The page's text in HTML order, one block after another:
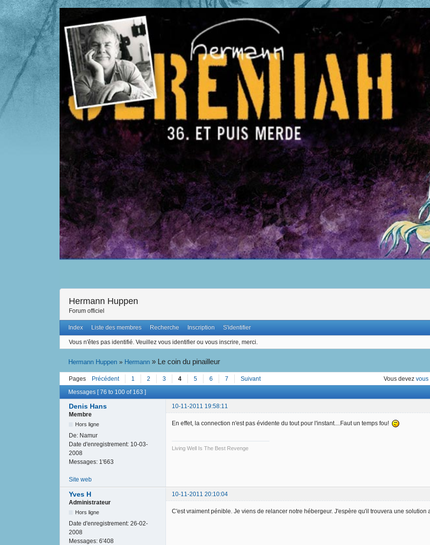
Hermann Huppen
Forum officiel
Index Liste des membres Recherche Inscription S'identifier
Vous n'êtes pas identifié. Veuillez vous identifier ou vous inscrire, merci.
Hermann Huppen » Hermann » Le coin du pinailleur
Pages Précédent 1 2 3 4 5 6 7 Suivant Vous devez vous
Messages [ 76 to 100 of 163 ]
Denis Hans
10-11-2011 19:58:11
Membre
Hors ligne
De: Namur
Date d'enregistrement: 10-03-
2008
Messages: 1'663
En effet, la connection n'est pas évidente du tout pour l'instant....Faut un temps fou!
Living Well Is The Best Revenge
Site web
Yves H
10-11-2011 20:10:04
Administrateur
Hors ligne
Date d'enregistrement: 26-02-
2008
Messages: 6'408
C'est vraiment pénible. Je viens de relancer notre hébergeur. J'espère qu'il trouvera une solution